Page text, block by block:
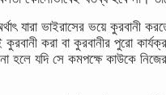
যারা ভাইরাসের ভয়ে কুরবানী
করা বা কুরবানীর পুরো
যদি সে কমপক্ষে কাউকে নিজের